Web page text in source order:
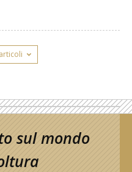
sul mondo